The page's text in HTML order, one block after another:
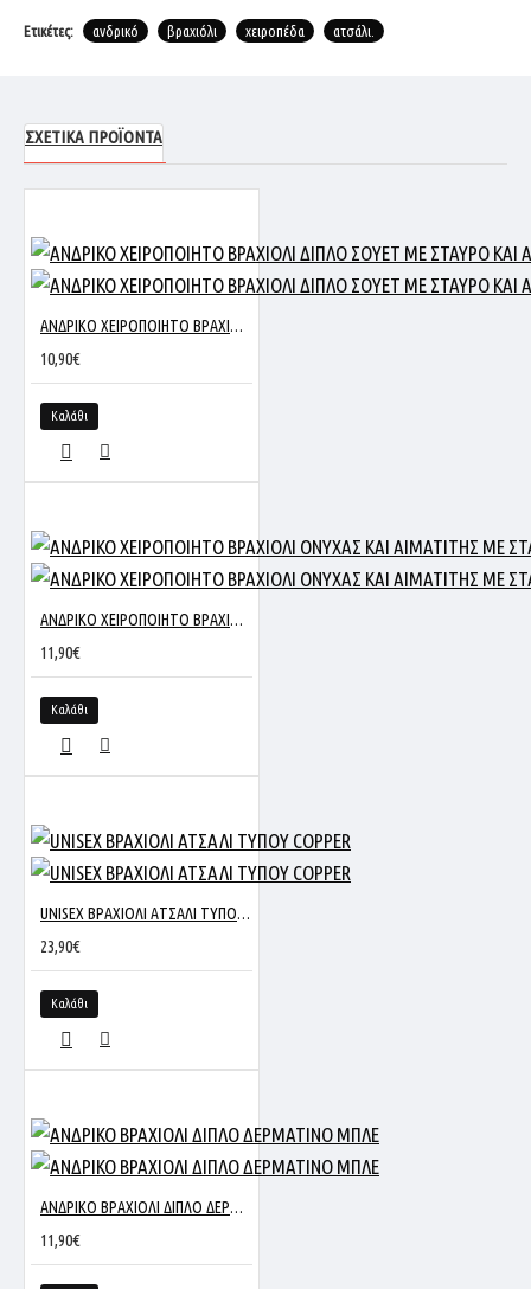
Ετικέτες: ανδρικό βραχιόλι χειροπέδα ατσάλι.
ΣΧΕΤΙΚΆ ΠΡΟΪΌΝΤΑ
ΑΝΔΡΙΚΟ ΧΕΙΡΟΠΟΙΗΤΟ ΒΡΑΧΙΟΛΙ ΔΙΠΛΟ ΣΟΥΕΤ ΜΕ ΣΤΑΥΡΟ ΚΑΙ ΑΙΜΑΤΙΤΗ
10,90€
Καλάθι
ΑΝΔΡΙΚΟ ΧΕΙΡΟΠΟΙΗΤΟ ΒΡΑΧΙΟΛΙ ΟΝΥΧΑΣ ΚΑΙ ΑΙΜΑΤΙΤΗΣ ΜΕ ΣΤΑΥΡΟ
11,90€
Καλάθι
UNISEX ΒΡΑΧΙΟΛΙ ΑΤΣΑΛΙ ΤΥΠΟΥ COPPER
23,90€
Καλάθι
ΑΝΔΡΙΚΟ ΒΡΑΧΙΟΛΙ ΔΙΠΛΟ ΔΕΡΜΑΤΙΝΟ ΜΠΛΕ
11,90€